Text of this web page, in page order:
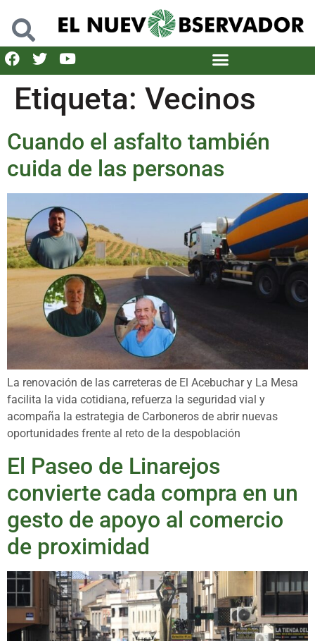
Etiqueta: Vecinos
Cuando el asfalto también
cuida de las personas
La renovación de las carreteras de El Acebuchar y La Mesa
facilita la vida cotidiana, refuerza la seguridad vial y
acompaña la estrategia de Carboneros de abrir nuevas
oportunidades frente al reto de la despoblación
El Paseo de Linarejos
convierte cada compra en un
gesto de apoyo al comercio
de proximidad